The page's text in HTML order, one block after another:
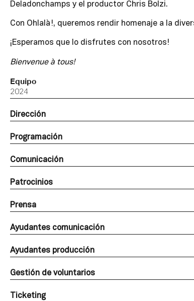
Deladonchamps y el productor Chris Bolzi.
Con Ohlalà!, queremos rendir homenaje a la
¡Esperamos que lo disfrutes con nosotros!
Bienvenue à tous!
Equipo
2024
Dirección
Programación
Comunicación
Patrocinios
Prensa
Ayudantes comunicación
Ayudantes producción
Gestión de voluntarios
Ticketing